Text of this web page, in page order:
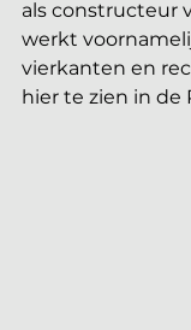
als constructeur
werkt
vierkanten en
hier te zien in de